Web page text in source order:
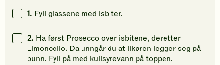
gi
din
din
1. Fyll glassene med isbiter.
2. Ha først Prosecco over isbitene, deretter
Limoncello. Da unngår du at likøren legger seg på
bunn. Fyll på med kullsyrevann på toppen.